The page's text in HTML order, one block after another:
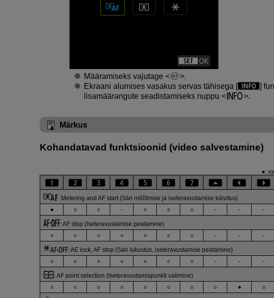
Määramiseks vajutage
.
Ekraani alumises vasakus servas tähisega [
]
lisamäärangute seadistamiseks nuppu
.
Märkus
Kohandatavad funktsioonid (video salvestamine)
●:
: Metering and AF start (Säri mõõtmise ja iseteravustamise käivitus)
●
○ ○ - ○ ○ ○ - - -
:AF stop (Iseteravustamise peatamine)
○
○ ○ ○ ○ ○ ○ - - -
:AE lock, AF stop (Säri lukustus, iseteravustamise peatamine)
○
○ ○ ○ ○ ○ ○ - - -
:AF point selection (Iseteravustamispunkti valimine)
○
○ ○ ○ ○ ○ ○ ○ ● ○